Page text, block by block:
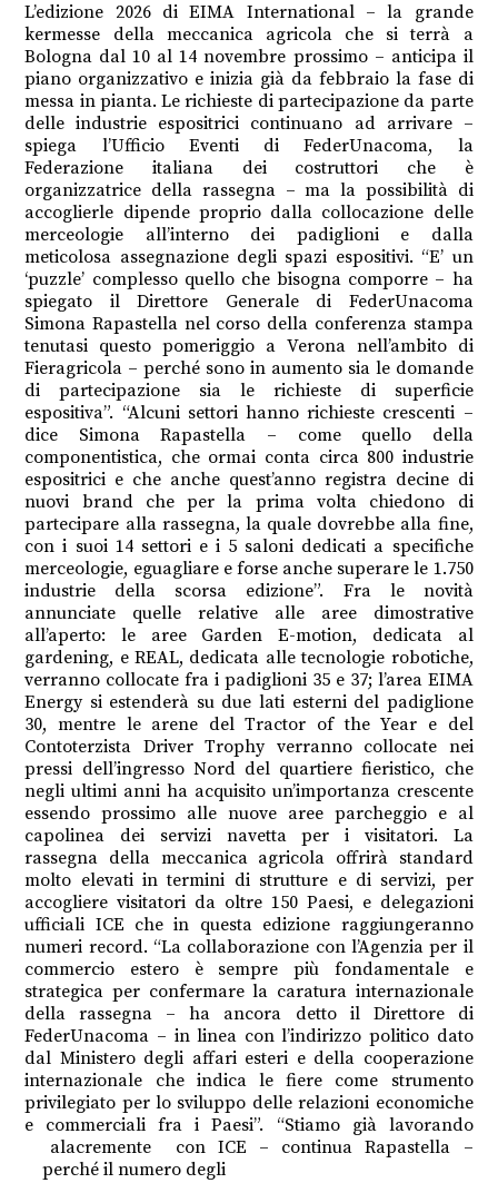
L’edizione 2026 di EIMA International – la grande
kermesse della meccanica agricola che si terrà a
Bologna dal 10 al 14 novembre prossimo – anticipa il
piano organizzativo e inizia già da febbraio la fase di
messa in pianta. Le richieste di partecipazione da parte
delle industrie espositrici continuano ad arrivare –
spiega l’Ufficio Eventi di FederUnacoma, la
Federazione italiana dei costruttori che è
organizzatrice della rassegna – ma la possibilità di
accoglierle dipende proprio dalla collocazione delle
merceologie all’interno dei padiglioni e dalla
meticolosa assegnazione degli spazi espositivi. “E’ un
‘puzzle’ complesso quello che bisogna comporre – ha
spiegato il Direttore Generale di FederUnacoma
Simona Rapastella nel corso della conferenza stampa
tenutasi questo pomeriggio a Verona nell’ambito di
Fieragricola – perché sono in aumento sia le domande
di partecipazione sia le richieste di superficie
espositiva”. “Alcuni settori hanno richieste crescenti –
dice Simona Rapastella – come quello della
componentistica, che ormai conta circa 800 industrie
espositrici e che anche quest’anno registra decine di
nuovi brand che per la prima volta chiedono di
partecipare alla rassegna, la quale dovrebbe alla fine,
con i suoi 14 settori e i 5 saloni dedicati a specifiche
merceologie, eguagliare e forse anche superare le 1.750
industrie della scorsa edizione”. Fra le novità
annunciate quelle relative alle aree dimostrative
all’aperto: le aree Garden E-motion, dedicata al
gardening, e REAL, dedicata alle tecnologie robotiche,
verranno collocate fra i padiglioni 35 e 37; l’area EIMA
Energy si estenderà su due lati esterni del padiglione
30, mentre le arene del Tractor of the Year e del
Contoterzista Driver Trophy verranno collocate nei
pressi dell’ingresso Nord del quartiere fieristico, che
negli ultimi anni ha acquisito un’importanza crescente
essendo prossimo alle nuove aree parcheggio e al
capolinea dei servizi navetta per i visitatori. La
rassegna della meccanica agricola offrirà standard
molto elevati in termini di strutture e di servizi, per
accogliere visitatori da oltre 150 Paesi, e delegazioni
ufficiali ICE che in questa edizione raggiungeranno
numeri record. “La collaborazione con l’Agenzia per il
commercio estero è sempre più fondamentale e
strategica per confermare la caratura internazionale
della rassegna – ha ancora detto il Direttore di
FederUnacoma – in linea con l’indirizzo politico dato
dal Ministero degli affari esteri e della cooperazione
internazionale che indica le fiere come strumento
privilegiato per lo sviluppo delle relazioni economiche
e commerciali fra i Paesi”. “Stiamo già lavorando
alacremente con ICE – continua Rapastella –
perché il numero degli